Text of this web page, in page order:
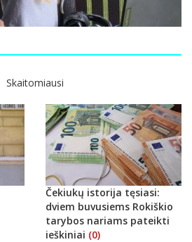
Skaitomiausi
Čekiukų istorija tęsiasi:
dviem buvusiems Rokiškio
tarybos nariams pateikti
ieškiniai (0)